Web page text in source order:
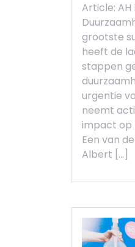
Article: AH
grootste
heeft de
stappen
urgentie
neemt
impact op
Een van
Albert […]